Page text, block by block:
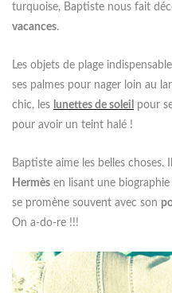
turquoise, Baptiste nous fait
vacances.
Les objets de plage
ses palmes pour nager loin au
chic, les lunettes de soleil
pour
pour avoir un teint halé !
Baptiste aime les belles
Hermès en lisant une biographie
se promène souvent avec son
On a-do-re !!!